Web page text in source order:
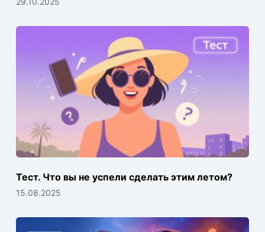
Тест. Что вы не успели сделать этим летом?
15.08.2025